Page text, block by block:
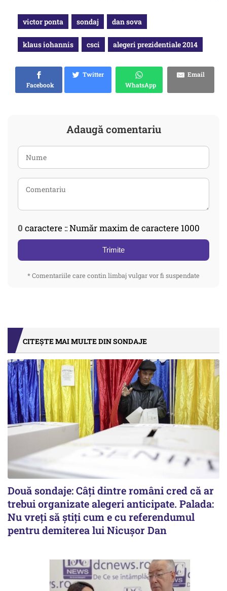
victor ponta sondaj dan sova
klaus iohannis csci alegeri prezidentiale 2014
Facebook
Twitter
WhatsApp
Email
Adaugă comentariu
0 caractere :: Număr maxim de caractere 1000
Trimite
* Comentariile care contin limbaj vulgar vor fi suspendate
CITEȘTE MAI MULTE DIN SONDAJE
Două sondaje: Câți dintre români cred că ar
trebui organizate alegeri anticipate. Palada:
Nu vreți să știți cum e cu referendumul
pentru demiterea lui Nicușor Dan